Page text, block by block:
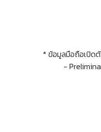
* ข้อมูลมือถือเปิด
-